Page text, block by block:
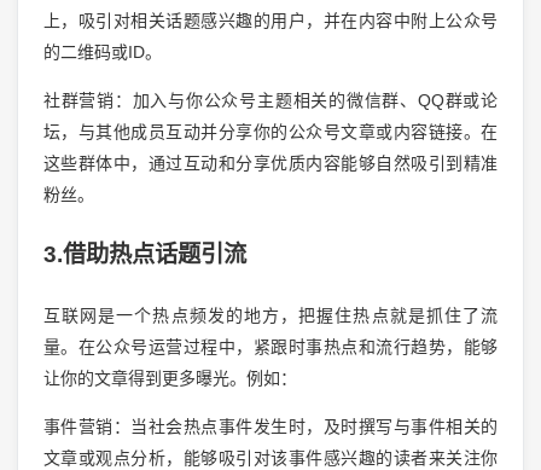
上，吸引对相关话题感兴趣的用户，并在内容中附上公众号
的二维码或ID。
社群营销：加入与你公众号主题相关的微信群、QQ群或论
坛，与其他成员互动并分享你的公众号文章或内容链接。在
这些群体中，通过互动和分享优质内容能够自然吸引到精准
粉丝。
3.借助热点话题引流
互联网是一个热点频发的地方，把握住热点就是抓住了流
量。在公众号运营过程中，紧跟时事热点和流行趋势，能够
让你的文章得到更多曝光。例如：
事件营销：当社会热点事件发生时，及时撰写与事件相关的
文章或观点分析，能够吸引对该事件感兴趣的读者来关注你